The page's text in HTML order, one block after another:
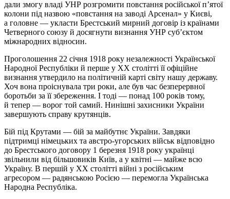
дали змогу владі УНР розгромити повстання російської п’ятої
колони під назвою «повстання на заводі Арсенал» у Києві,
а головне — укласти Брестський мирний договір із країнами
Четверного союзу й досягнути визнання УНР суб’єктом
міжнародних відносин.
Проголошення 22 січня 1918 року незалежності Української
Народної Республіки й перше у ХХ столітті її офіційне
визнання утвердило на політичній карті світу нашу державу.
Хоч вона проіснувала три роки, але був час безперервної
боротьби за її збереження. І тоді — понад 100 років тому,
й тепер — ворог той самий. Нинішні захисники України
завершують справу крутянців.
Бій під Крутами — бій за майбутнє України. Завдяки
підтримці німецьких та австро-угорських військ відповідно
до Брестського договору 1 березня 1918 року українці
звільнили від більшовиків Київ, а у квітні — майже всю
Україну. В першій у XX столітті війні з російським
агресором — радянською Росією — перемогла Українська
Народна Республіка.